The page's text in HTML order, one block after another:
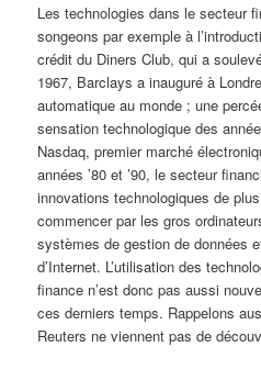
Les technologies dans le secteur
songeons par exemple à
crédit du Diners Club, qui a
1967, Barclays a inauguré à
automatique au monde ; une
sensation technologique des
Nasdaq, premier marché
années ’80 et ’90, le secteur
innovations technologiques de
commencer par les gros
systèmes de gestion de données
d’Internet. L’utilisation des
finance n’est donc pas aussi
ces derniers temps. Rappelons
Reuters ne viennent pas de